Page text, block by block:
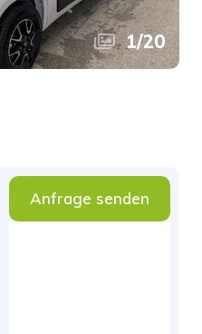
1/20
Anfrage senden